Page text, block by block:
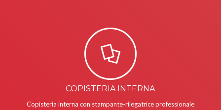
COPISTERIA INTERNA
Copisteria interna con stampante-rilegatrice professionale